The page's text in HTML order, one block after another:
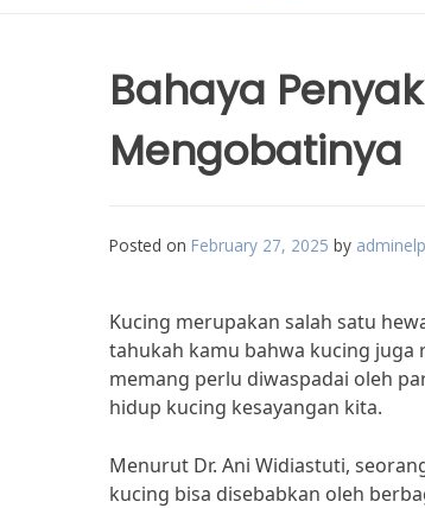
Bahaya
Mengobatinya
Posted on February 27, 2025 by adminelp
Kucing merupakan salah satu
tahukah kamu bahwa kucing juga
memang perlu diwaspadai oleh
hidup kucing kesayangan kita.
Menurut Dr. Ani Widiastuti,
kucing bisa disebabkan oleh